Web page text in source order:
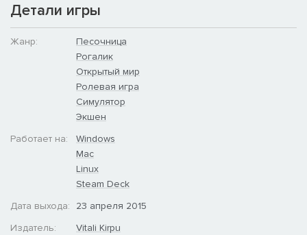
Детали игры
Жанр:
Песочница
Рогалик
Открытый мир
Ролевая игра
Симулятор
Экшен
Работает на:
Windows
Mac
Linux
Steam Deck
Дата выхода:
23 апреля 2015
Издатель:
Vitali Kirpu